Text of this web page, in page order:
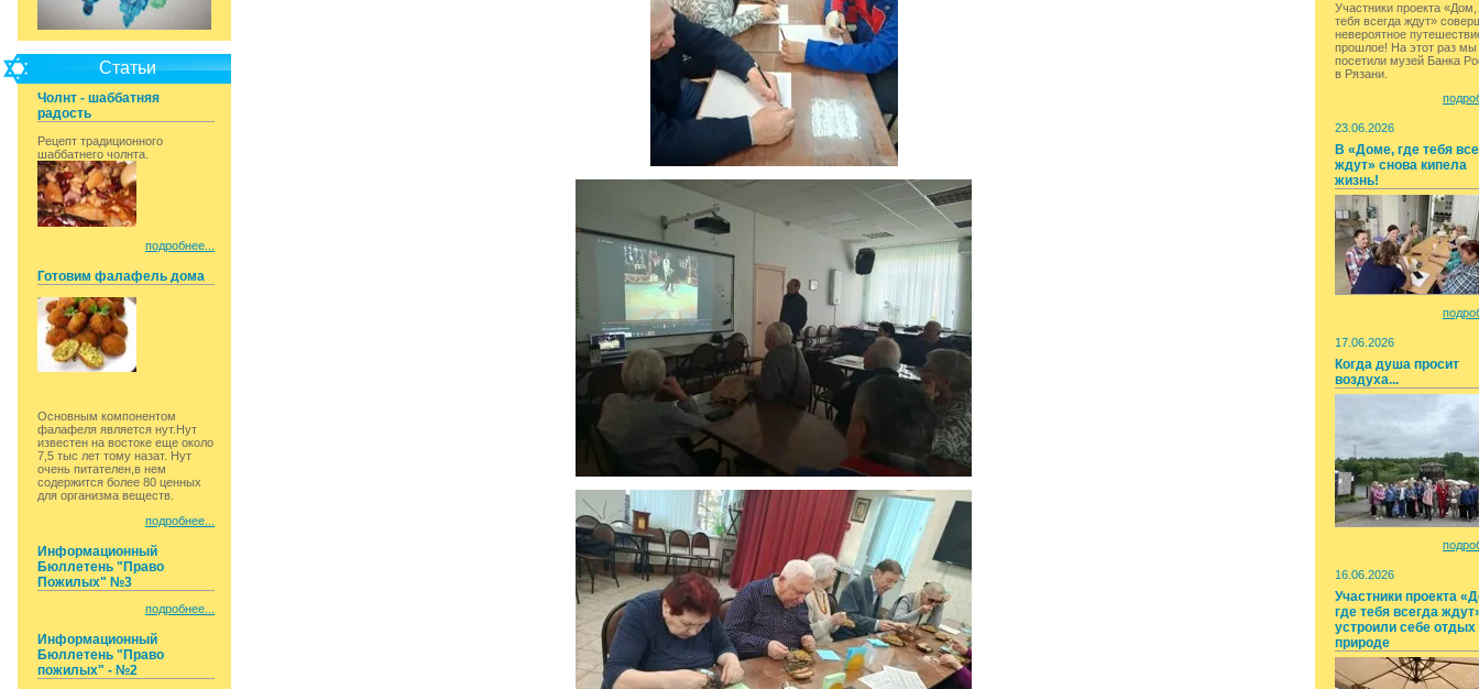
Статьи
Чолнт - шаббатняя
радость
Рецепт традиционного
шаббатнего чолнта.
подробнее...
Готовим фалафель дома
Основным компонентом
фалафеля является нут.Нут
известен на востоке еще около
7,5 тыс лет тому назат. Нут
очень питателен,в нем
содержится более 80 ценных
для организма веществ.
подробнее...
Информационный
Бюллетень "Право
Пожилых" №3
подробнее...
Информационный
Бюллетень "Право
пожилых" - №2
Участники проекта «Дом,
тебя всегда ждут»
невероятное
прошлое! На этот раз мы
посетили музей Банка
в Рязани.
23.06.2026
В «Доме, где тебя
ждут» снова кипела
жизнь!
17.06.2026
Когда душа просит
воздуха...
16.06.2026
Участники проекта
где тебя всегда
устроили себе отдых
природе